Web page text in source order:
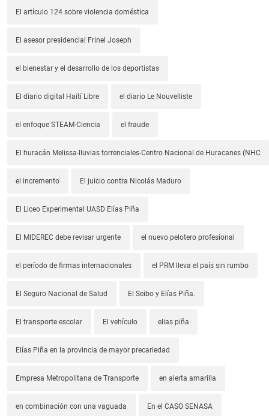
El artículo 124 sobre violencia doméstica
El asesor presidencial Frinel Joseph
el bienestar y el desarrollo de los deportistas
El diario digital Haití Libre el diario Le Nouvelliste
el enfoque STEAM-Ciencia el fraude
El huracán Melissa-lluvias torrenciales-Centro Nacional de Huracanes (NHC
el incremento El juicio contra Nicolás Maduro
El Liceo Experimental UASD Elías Piña
El MIDEREC debe revisar urgente el nuevo pelotero profesional
el período de firmas internacionales el PRM lleva el país sin rumbo
El Seguro Nacional de Salud El Seibo y Elías Piña.
El transporte escolar El vehículo elias piña
Elías Piña en la provincia de mayor precariedad
Empresa Metropolitana de Transporte en alerta amarilla
en combinación con una vaguada En el CASO SENASA